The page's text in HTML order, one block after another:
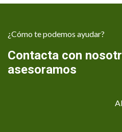
¿Cómo te podemos ayudar?
Contacta con
asesoramos